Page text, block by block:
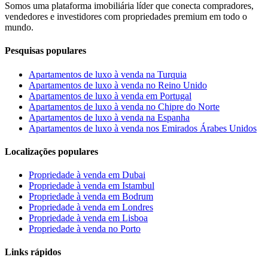
Somos uma plataforma imobiliária líder que conecta compradores,
vendedores e investidores com propriedades premium em todo o
mundo.
Pesquisas populares
Apartamentos de luxo à venda na Turquia
Apartamentos de luxo à venda no Reino Unido
Apartamentos de luxo à venda em Portugal
Apartamentos de luxo à venda no Chipre do Norte
Apartamentos de luxo à venda na Espanha
Apartamentos de luxo à venda nos Emirados Árabes Unidos
Localizações populares
Propriedade à venda em Dubai
Propriedade à venda em Istambul
Propriedade à venda em Bodrum
Propriedade à venda em Londres
Propriedade à venda em Lisboa
Propriedade à venda no Porto
Links rápidos